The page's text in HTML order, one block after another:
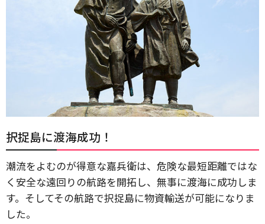
択捉島に渡海成功！
潮流をよむのが得意な嘉兵衛は、危険な最短距離ではな
く安全な遠回りの航路を開拓し、無事に渡海に成功しま
す。そしてその航路で択捉島に物資輸送が可能になりま
した。